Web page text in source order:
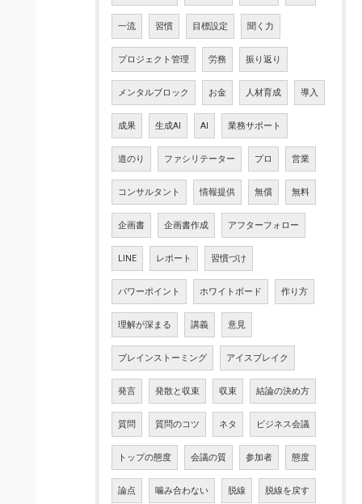
一流 習慣 目標設定 聞く力
プロジェクト管理 労務 振り返り
メンタルブロック お金 人材育成 導入
成果 生成AI AI 業務サポート
道のり ファシリテーター プロ 営業
コンサルタント 情報提供 無償 無料
企画書 企画書作成 アフターフォロー
LINE レポート 習慣づけ
パワーポイント ホワイトボード 作り方
理解が深まる 講義 意見
ブレインストーミング アイスブレイク
発言 発散と収束 収束 結論の決め方
質問 質問のコツ ネタ ビジネス会議
トップの態度 会議の質 参加者 態度
論点 噛み合わない 脱線 脱線を戻す